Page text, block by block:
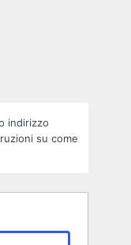
indirizzo
su come